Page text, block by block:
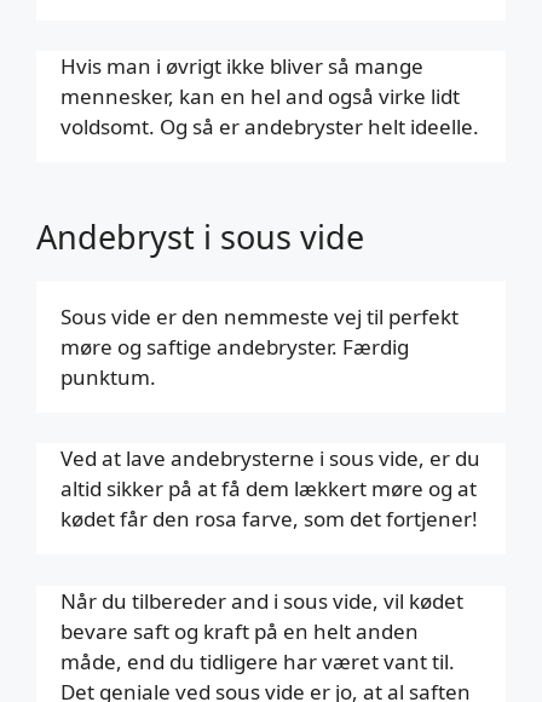
Hvis man i øvrigt ikke bliver så mange
mennesker, kan en hel and også virke lidt
voldsomt. Og så er andebryster helt ideelle.
Andebryst i sous vide
Sous vide er den nemmeste vej til perfekt
møre og saftige andebryster. Færdig
punktum.
Ved at lave andebrysterne i sous vide, er du
altid sikker på at få dem lækkert møre og at
kødet får den rosa farve, som det fortjener!
Når du tilbereder and i sous vide, vil kødet
bevare saft og kraft på en helt anden
måde, end du tidligere har været vant til.
Det geniale ved sous vide er jo, at al saften